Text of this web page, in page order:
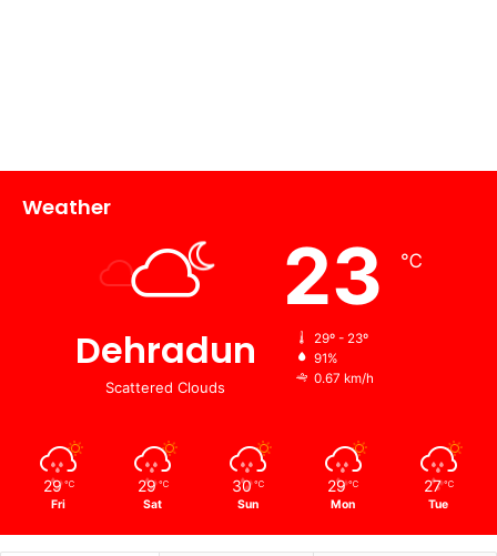
Weather
Dehradun
Scattered Clouds
23 ℃
29º - 23º
91%
0.67 km/h
29 ℃
Fri
29 ℃
Sat
30 ℃
Sun
29 ℃
Mon
27 ℃
Tue